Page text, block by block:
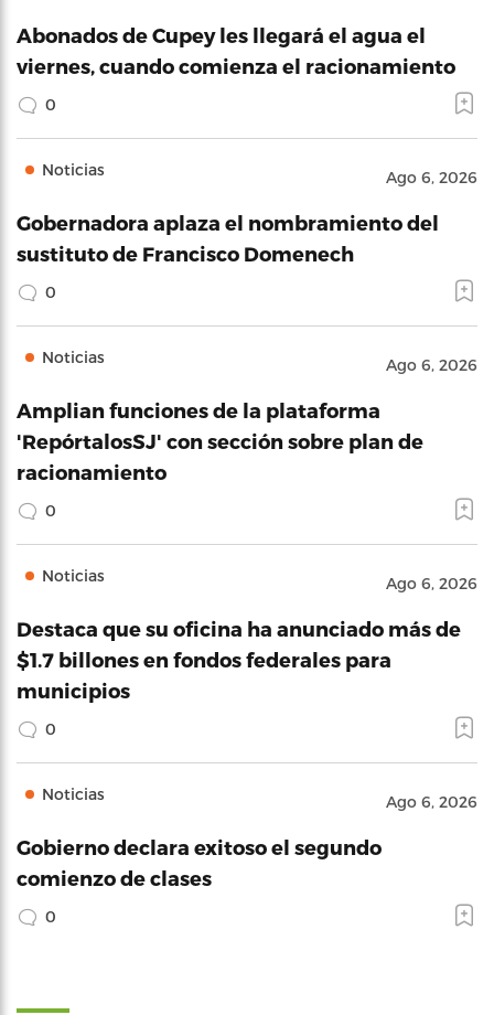
Abonados de Cupey les llegará el agua el
viernes, cuando comienza el racionamiento
0
Noticias Ago 6, 2026
Gobernadora aplaza el nombramiento del
sustituto de Francisco Domenech
0
Noticias Ago 6, 2026
Amplian funciones de la plataforma
'RepórtalosSJ' con sección sobre plan de
racionamiento
0
Noticias Ago 6, 2026
Destaca que su oficina ha anunciado más de
$1.7 billones en fondos federales para
municipios
0
Noticias Ago 6, 2026
Gobierno declara exitoso el segundo
comienzo de clases
0